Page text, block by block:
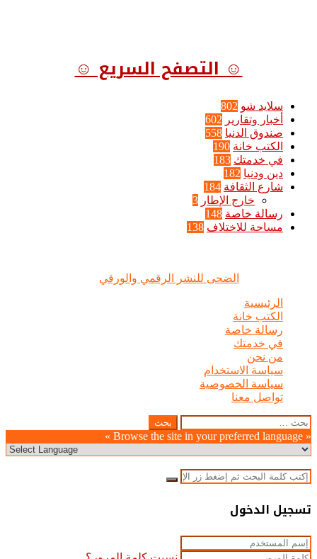
☺ التصفح السريع ☺
سلايد شو 802
أخبار وتقارير 602
صندوق الدنيا 558
الكتب خانة 190
في خدمتك 183
دين ودنيا 182
شارع الثقافة 184
خارج الإطار 3
رسالة خاصة 148
مساحة للاختلاف 138
الضحى للنشر الرقمي والورقي
الرئيسية
الكتب خانة
رسالة خاصة
في خدمتك
من نحن
سياسة الاستخدام
سياسة الخصوصية
تواصل معنا
Facebook
Twitter
LinkedIn
Pinterest
Odnoklassniki
Pocket
WhatsApp
Telegram
Viber
زر
الذهاب
إلى
إغلاق
البحث
عن:
« Browse the site in your preferred language »
إغلاق
بحث
إغلاق
تسجيل الدخول